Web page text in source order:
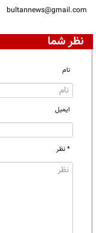
bultannews@gmail.com
نظر شما
نام
ایمیل
* نظر